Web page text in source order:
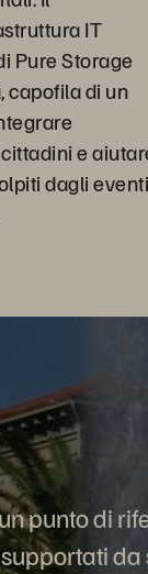
IT
Pure Storage
capofila di un
e
dagli eventi
punto di
da